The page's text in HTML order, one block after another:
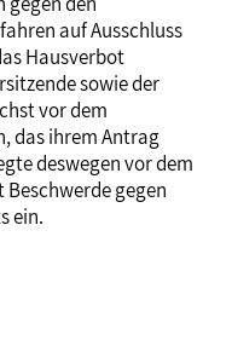
auf Ausschluss
Hausverbot
sowie der
vor dem
das ihrem Antrag
deswegen vor dem
gegen
ein.